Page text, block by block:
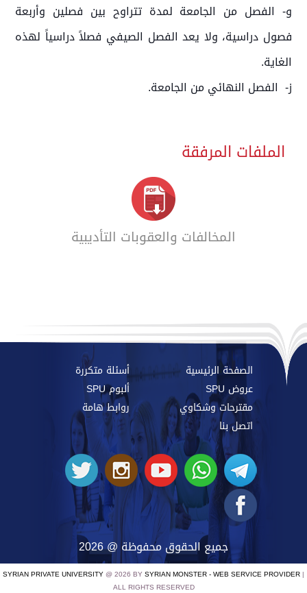
و‌- الفصل من الجامعة لمدة تتراوح بين فصلين وأربعة
فصول دراسية، ولا يعد الفصل الصيفي فصلاً دراسياً لهذه
الغاية.
ز- الفصل النهائي من الجامعة.
الملفات المرفقة
المخالفات والعقوبات التأديبية
الصفحة الرئيسية
أسئلة متكررة
عروض SPU
ألبوم SPU
مقترحات وشكاوي
روابط هامة
اتصل بنا
جميع الحقوق محفوظة @ 2026
SYRIAN PRIVATE UNIVERSITY@ 2026 BYSYRIAN MONSTER - WEB SERVICE PROVIDER |
ALL RIGHTS RESERVED